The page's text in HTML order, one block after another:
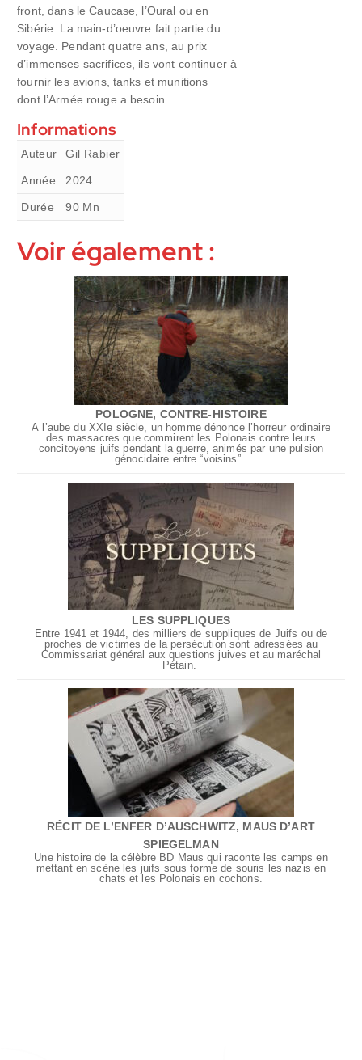
front, dans le Caucase, l’Oural ou en
Sibérie. La main-d’oeuvre fait partie du
voyage. Pendant quatre ans, au prix
d’immenses sacrifices, ils vont continuer à
fournir les avions, tanks et munitions
dont l’Armée rouge a besoin.
Informations
Auteur Gil Rabier
Année 2024
Durée 90 Mn
Voir également :
POLOGNE, CONTRE-HISTOIRE
À l’aube du XXIe siècle, un homme dénonce l’horreur ordinaire
des massacres que commirent les Polonais contre leurs
concitoyens juifs pendant la guerre, animés par une pulsion
génocidaire entre “voisins”.
LES SUPPLIQUES
Entre 1941 et 1944, des milliers de suppliques de Juifs ou de
proches de victimes de la persécution sont adressées au
Commissariat général aux questions juives et au maréchal
Pétain.
RÉCIT DE L’ENFER D’AUSCHWITZ, MAUS D’ART
SPIEGELMAN
Une histoire de la célèbre BD Maus qui raconte les camps en
mettant en scène les juifs sous forme de souris les nazis en
chats et les Polonais en cochons.